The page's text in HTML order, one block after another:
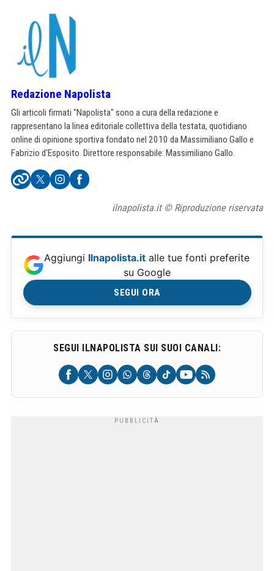
Redazione Napolista
Gli articoli firmati "Napolista" sono a cura della redazione e
rappresentano la linea editoriale collettiva della testata, quotidiano
online di opinione sportiva fondato nel 2010 da Massimiliano Gallo e
Fabrizio d'Esposito. Direttore responsabile: Massimiliano Gallo.
ilnapolista.it © Riproduzione riservata
Aggiungi Ilnapolista.it alle tue fonti preferite
su Google
SEGUI ORA
SEGUI ILNAPOLISTA SUI SUOI CANALI: